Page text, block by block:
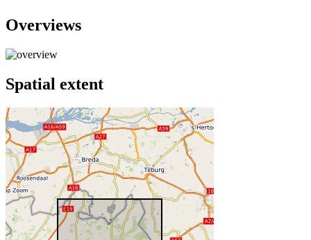
Overviews
Spatial extent